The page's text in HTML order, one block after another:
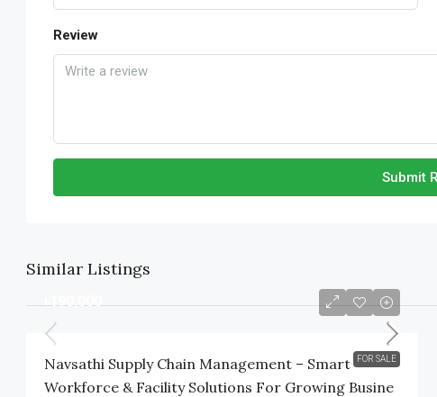
Review
Submit
Similar Listings
FOR SALE
৳190,000
Navsathi Supply Chain Management – Smart
Workforce & Facility Solutions For Growing Busine